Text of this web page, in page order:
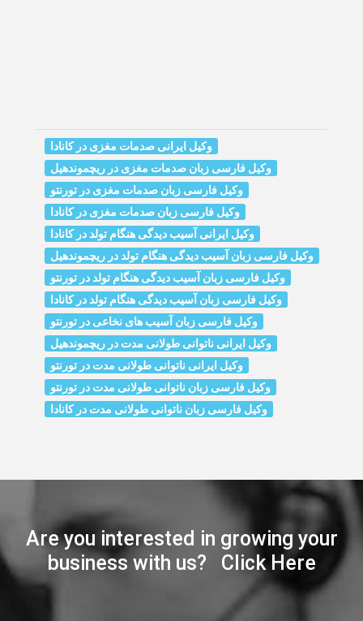
وکیل ایرانی صدمات مغزی در کانادا
وکیل فارسی زبان صدمات مغزی در ریچموندهیل
وکیل فارسی زبان صدمات مغزی در تورنتو
وکیل فارسی زبان صدمات مغزی در کانادا
وکیل ایرانی آسیب دیدگی هنگام تولد در کانادا
وکیل فارسی زبان آسیب دیدگی هنگام تولد در ریچموندهیل
وکیل فارسی زبان آسیب دیدگی هنگام تولد در تورنتو
وکیل فارسی زبان آسیب دیدگی هنگام تولد در کانادا
وکیل فارسی زبان آسیب‌ های نخاعی در تورنتو
وکیل ایرانی ناتوانی طولانی مدت در ریچموندهیل
وکیل ایرانی ناتوانی طولانی مدت در تورنتو
وکیل فارسی زبان ناتوانی طولانی مدت در تورنتو
وکیل فارسی زبان ناتوانی طولانی مدت در کانادا
Are you interested in growing your
business with us? Click Here